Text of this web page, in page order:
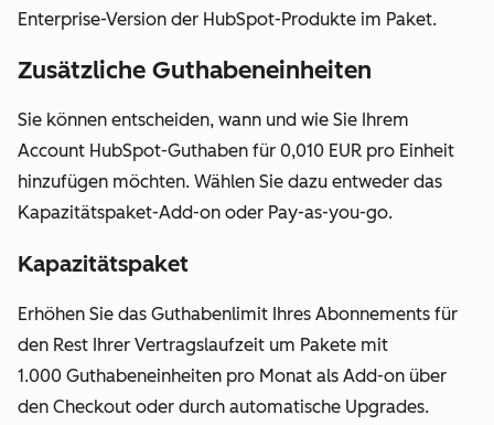
Änderungen an
vornehmen zu
können.
Sie erklären sich
damit
einverstanden,
ausschließlich an
gewähren oder zu
Enterprise-Version der HubSpot-Produkte im Paket.
Zusätzliche Guthabeneinheiten
Sie können entscheiden, wann und wie Sie Ihrem
Account HubSpot-Guthaben für 0,010 EUR pro Einheit
hinzufügen möchten. Wählen Sie dazu entweder das
Kapazitätspaket-Add-on oder Pay-as-you-go.
Kapazitätspaket
Erhöhen Sie das Guthabenlimit Ihres Abonnements für
den Rest Ihrer Vertragslaufzeit um Pakete mit
1.000 Guthabeneinheiten pro Monat als Add-on über
den Checkout oder durch automatische Upgrades.